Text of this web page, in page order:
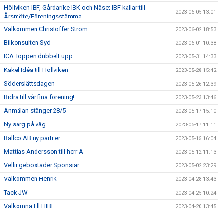
Höllviken IBF, Gårdarike IBK och Näset IBF kallar till
Årsmöte/Föreningsstämma
2023-06-05 13:01
Välkommen Christoffer Ström 2023-06-02 18:53
Bilkonsulten Syd 2023-06-01 10:38
ICA Toppen dubbelt upp 2023-05-31 14:33
Kakel Idéa till Höllviken 2023-05-28 15:42
Söderslättsdagen 2023-05-26 12:39
Bidra till vår fina förening! 2023-05-23 13:46
Anmälan stänger 28/5 2023-05-17 15:10
Ny sarg på väg 2023-05-17 11:11
Rallco AB ny partner 2023-05-15 16:04
Mattias Andersson till herr A 2023-05-12 11:13
Vellingebostäder Sponsrar 2023-05-02 23:29
Välkommen Henrik 2023-04-28 13:43
Tack JW 2023-04-25 10:24
Välkomna till HIBF 2023-04-20 13:45